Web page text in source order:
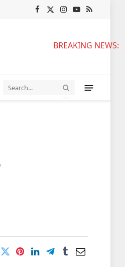
Facebook
X
Instagram
YouTube
RSS
BREAKING NEWS: